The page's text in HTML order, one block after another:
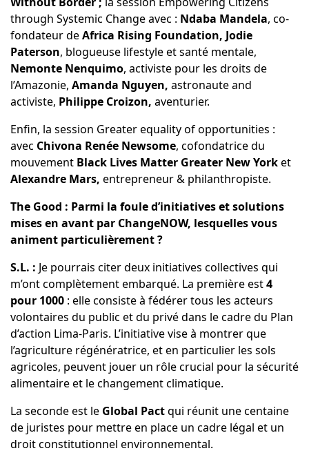
through Systemic Change avec : Ndaba Mandela, co-
fondateur deAfrica Rising Foundation, Jodie
Paterson, blogueuse lifestyle et santé mentale,
Nemonte Nenquimo, activiste pour les droits de
l’Amazonie, Amanda Nguyen, astronaute and
activiste, Philippe Croizon, aventurier.
Enfin, la session Greater equality of opportunities :
avec Chivona Renée Newsome, cofondatrice du
mouvementBlack Lives Matter Greater New Yorket
Alexandre Mars, entrepreneur & philanthropiste.
The Good : Parmi la foule d’initiatives et solutions
mises en avant par ChangeNOW, lesquelles vous
animent particulièrement ?
S.L. : Je pourrais citer deux initiatives collectives qui
m’ont complètement embarqué. La première est4
pour 1000: elle consiste à fédérer tous les acteurs
volontaires du public et du privé dans le cadre du Plan
d’action Lima-Paris. L’initiative vise à montrer que
l’agriculture régénératrice, et en particulier les sols
agricoles, peuvent jouer un rôle crucial pour la sécurité
alimentaire et le changement climatique.
La seconde est le Global Pactqui réunit une centaine
de juristes pour mettre en place un cadre légal et un
droit constitutionnel environnemental.